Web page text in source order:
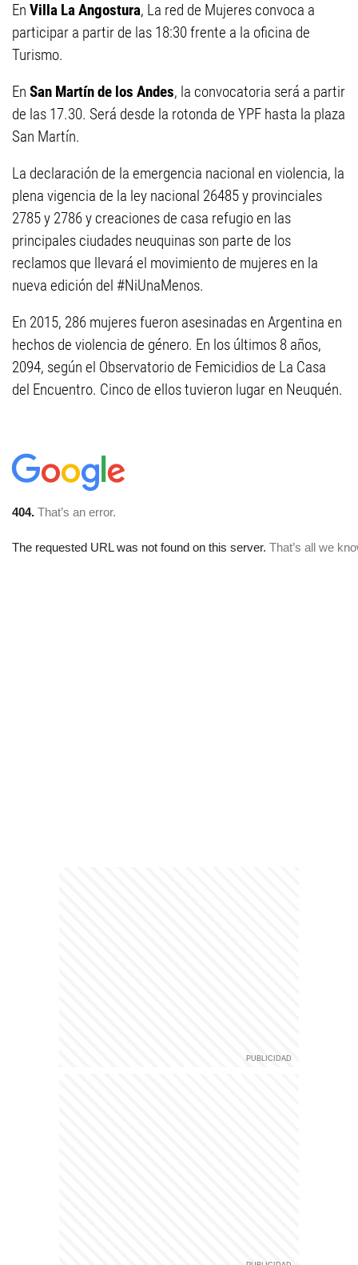
En Villa La Angostura, La red de Mujeres convoca a
participar a partir de las 18:30 frente a la oficina de
Turismo.
En San Martín de los Andes, la convocatoria será a partir
de las 17.30. Será desde la rotonda de YPF hasta la plaza
San Martín.
La declaración de la emergencia nacional en violencia, la
plena vigencia de la ley nacional 26485 y provinciales
2785 y 2786 y creaciones de casa refugio en las
principales ciudades neuquinas son parte de los
reclamos que llevará el movimiento de mujeres en la
nueva edición del #NiUnaMenos.
En 2015, 286 mujeres fueron asesinadas en Argentina en
hechos de violencia de género. En los últimos 8 años,
2094, según el Observatorio de Femicidios de La Casa
del Encuentro. Cinco de ellos tuvieron lugar en Neuquén.